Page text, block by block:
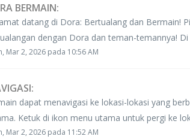
BERMAIN:
datang di Dora: Bertualang dan Bermain!
dengan Dora dan teman-temannya! Di
Mar 2, 2026 pada 10:56 AM
dapat menavigasi ke lokasi-lokasi yang
Ketuk di ikon menu utama untuk pergi ke
Mar 2, 2026 pada 11:52 AM